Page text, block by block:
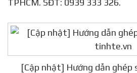
[Cập nhật] Hướng dẫn ghép